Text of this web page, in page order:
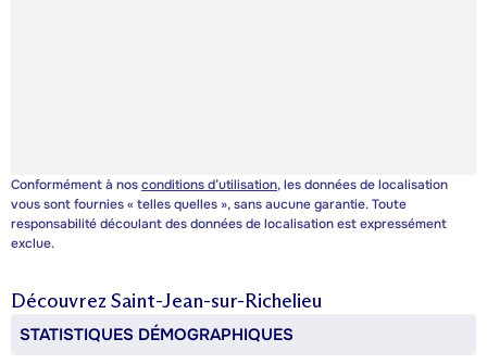
Conformément à nosconditions d’utilisation, les données de localisation
vous sont fournies « telles quelles », sans aucune garantie. Toute
responsabilité découlant des données de localisation est expressément
exclue.
Découvrez Saint-Jean-sur-Richelieu
STATISTIQUES DÉMOGRAPHIQUES